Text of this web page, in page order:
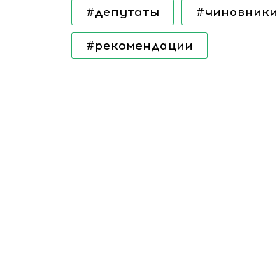
#депутаты #чиновники
#рекомендации